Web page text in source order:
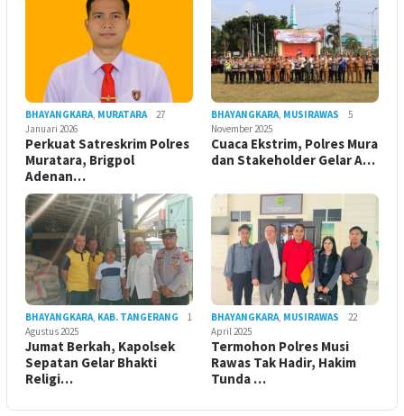
BHAYANGKARA, MURATARA
27
Januari 2026
Perkuat Satreskrim Polres
Muratara, Brigpol
Adenan…
BHAYANGKARA, MUSIRAWAS
5
November 2025
Cuaca Ekstrim, Polres Mura
dan Stakeholder Gelar A…
BHAYANGKARA, KAB. TANGERANG
1
Agustus 2025
Jumat Berkah, Kapolsek
Sepatan Gelar Bhakti
Religi…
BHAYANGKARA, MUSIRAWAS
22
April 2025
Termohon Polres Musi
Rawas Tak Hadir, Hakim
Tunda …